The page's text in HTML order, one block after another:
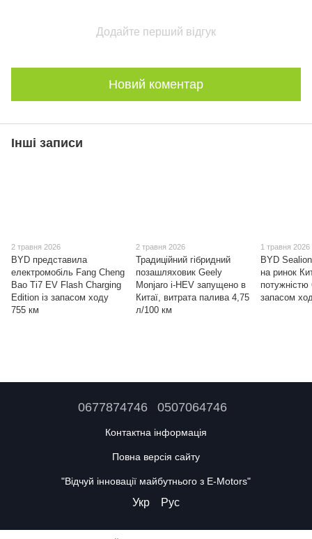
Додайте перший відгук
Новий коментар
Інші записи
2 травня 2026
BYD представила
електромобіль Fang Cheng
Bao Ti7 EV Flash Charging
Edition із запасом ходу
755 км
2 травня 2026
Традиційний гібридний
позашляховик Geely
Monjaro i-HEV запущено в
Китаї, витрата палива 4,75
л/100 км
1 травня 2026
BYD
на ринок
запасом
0677874746 0507064746
Контактна інформація
Повна версія сайту
"Відчуй інновації майбутнього з E-Motors"
Укр Рус